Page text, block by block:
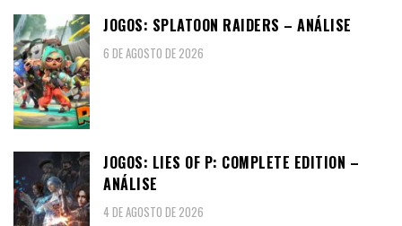
JOGOS: SPLATOON RAIDERS – ANÁLISE
6 DE AGOSTO DE 2026
JOGOS: LIES OF P: COMPLETE EDITION –
ANÁLISE
4 DE AGOSTO DE 2026